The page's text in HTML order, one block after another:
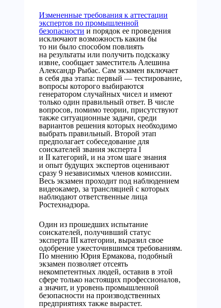
Измененные требования к аттестации
экспертов по промышленной
безопасности и порядок ее проведения
исключают возможность каким бы
то ни было способом повлиять
на результаты или получить подсказку
извне, сообщает заместитель Алешина
Александр Рыбас. Сам экзамен включает
в себя два этапа: первый — тестирование,
вопросы которого выбираются
генератором случайных чисел и имеют
только один правильный ответ. В числе
вопросов, помимо теории, присутствуют
также ситуационные задачи, среди
вариантов решения которых необходимо
выбрать правильный. Второй этап
предполагает собеседование для
соискателей звания эксперта I
и II категорий, и на этом шаге знания
и опыт будущих экспертов оценивают
сразу 9 независимых членов комиссии.
Весь экзамен проходит под наблюдением
видеокамер, за трансляцией с которых
наблюдают ответственные лица
Ростехнадзора.
Один из прошедших испытание
соискателей, получивший статус
эксперта III категории, выразил свое
одобрение ужесточившимся требованиям.
По мнению Юрия Ермакова, подобный
экзамен позволяет отсеять
некомпетентных людей, оставив в этой
сфере только настоящих профессионалов,
а значит, и уровень промышленной
безопасности на производственных
предприятиях также вырастет.